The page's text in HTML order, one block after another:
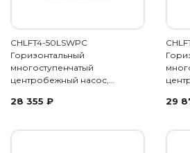
CHLFT4-50LSWPC
Горизонтальный
многоступенчатый
центробежный насос,…
28 355 ₽ 29